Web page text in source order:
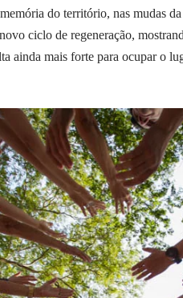
do território, nas mudas
ciclo de regeneração,
ainda mais forte para ocupar o